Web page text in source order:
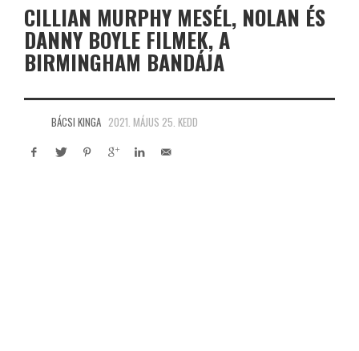
CILLIAN MURPHY MESÉL, NOLAN ÉS
DANNY BOYLE FILMEK, A
BIRMINGHAM BANDÁJA
BÁCSI KINGA 2021. MÁJUS 25. KEDD